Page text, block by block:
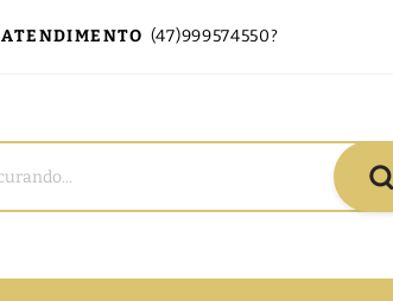
ATENDIMENTO (47)999574550?